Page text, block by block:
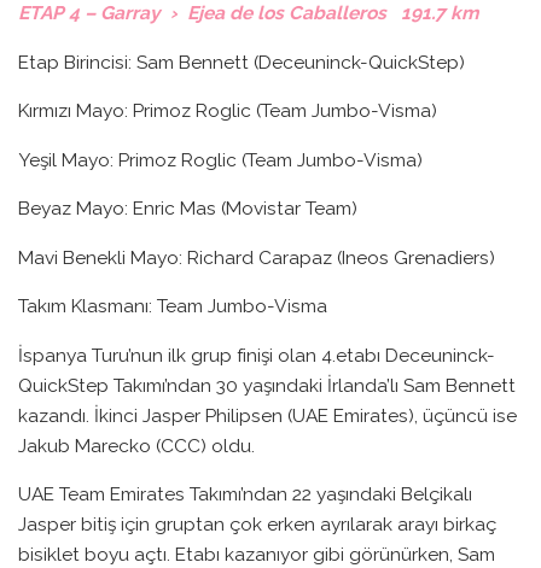
ETAP 4 – Garray › Ejea de los Caballeros 191.7 km
Etap Birincisi: Sam Bennett (Deceuninck-QuickStep)
Kırmızı Mayo: Primoz Roglic (Team Jumbo-Visma)
Yeşil Mayo: Primoz Roglic (Team Jumbo-Visma)
Beyaz Mayo: Enric Mas (Movistar Team)
Mavi Benekli Mayo: Richard Carapaz (Ineos Grenadiers)
Takım Klasmanı: Team Jumbo-Visma
İspanya Turu’nun ilk grup finişi olan 4.etabı Deceuninck-
QuickStep Takımı’ndan 30 yaşındaki İrlanda’lı Sam Bennett
kazandı. İkinci Jasper Philipsen (UAE Emirates), üçüncü ise
Jakub Marecko (CCC) oldu.
UAE Team Emirates Takımı’ndan 22 yaşındaki Belçikalı
Jasper bitiş için gruptan çok erken ayrılarak arayı birkaç
bisiklet boyu açtı. Etabı kazanıyor gibi görünürken, Sam